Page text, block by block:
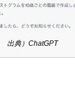
出典）ChatGPT